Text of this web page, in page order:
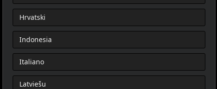
Hrvatski
Indonesia
Italiano
Latviešu